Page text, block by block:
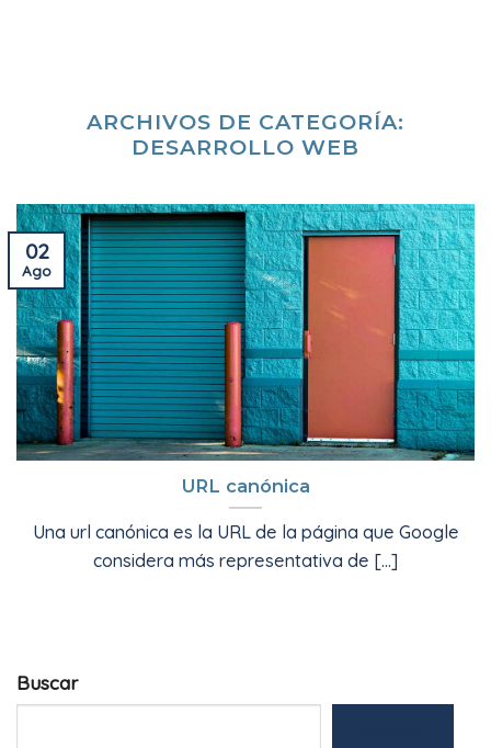
ARCHIVOS DE CATEGORÍA:
DESARROLLO WEB
Buscar
URL canónica
Una url canónica es la URL de la página que Google
considera más representativa de [...]
02
Ago